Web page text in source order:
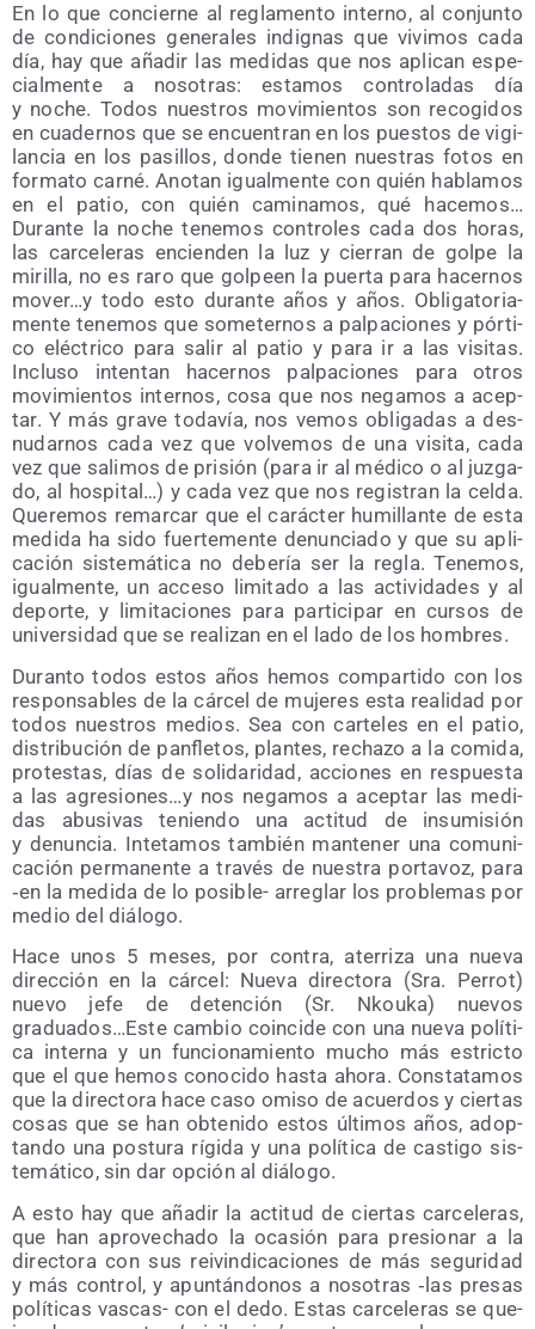
En lo que con­cier­ne al regla­men­to interno, al con­jun­to
de con­di­cio­nes gene­ra­les indig­nas que vivi­mos cada
día, hay que aña­dir las medi­das que nos apli­can espe­
cial­men­te a noso­tras: esta­mos con­tro­la­das día
y noche. Todos nues­tros movi­mien­tos son reco­gi­dos
en cua­der­nos que se encuen­tran en los pues­tos de vigi­
lan­cia en los pasi­llos, don­de tie­nen nues­tras fotos en
for­ma­to car­né. Ano­tan igual­men­te con quién habla­mos
en el patio, con quién cami­na­mos, qué hacemos…
Durante la noche tene­mos con­tro­les cada dos horas,
las car­ce­le­ras encien­den la luz y cie­rran de gol­pe la
miri­lla, no es raro que gol­peen la puer­ta para hacer­nos
mover…y todo esto duran­te años y años. Obli­ga­to­ria­
men­te tene­mos que some­ter­nos a pal­pa­cio­nes y pór­ti­
co eléc­tri­co para salir al patio y para ir a las visi­tas.
Inclu­so inten­tan hacer­nos pal­pa­cio­nes para otros
movi­mien­tos inter­nos, cosa que nos nega­mos a acep­
tar. Y más gra­ve toda­vía, nos vemos obli­ga­das a des­
nu­dar­nos cada vez que vol­ve­mos de una visi­ta, cada
vez que sali­mos de pri­sión (para ir al médi­co o al juz­ga­
do, al hos­pi­tal…) y cada vez que nos regis­tran la cel­da.
Que­re­mos remar­car que el carác­ter humi­llan­te de esta
medi­da ha sido fuer­te­men­te denun­cia­do y que su apli­
ca­ción sis­te­má­ti­ca no debe­ría ser la regla. Tene­mos,
igual­men­te, un acce­so limi­ta­do a las acti­vi­da­des y al
depor­te, y limi­ta­cio­nes para par­ti­ci­par en cur­sos de
uni­ver­si­dad que se rea­li­zan en el lado de los hombres.
Duran­to todos estos años hemos com­par­ti­do con los
res­pon­sa­bles de la cár­cel de muje­res esta reali­dad por
todos nues­tros medios. Sea con car­te­les en el patio,
dis­tri­bu­ción de pan­fle­tos, plan­tes, recha­zo a la comi­da,
pro­tes­tas, días de soli­da­ri­dad, accio­nes en res­pues­ta
a las agresiones…y nos nega­mos a acep­tar las medi­
das abu­si­vas tenien­do una acti­tud de insu­mi­sión
y denun­cia. Inte­ta­mos tam­bién man­te­ner una comu­ni­
ca­ción per­ma­nen­te a tra­vés de nues­tra por­ta­voz, para
‑en la medi­da de lo posi­ble- arre­glar los pro­ble­mas por
medio del diálogo.
Hace unos 5 meses, por con­tra, ate­rri­za una nue­va
direc­ción en la cár­cel: Nue­va direc­to­ra (Sra. Perrot)
nue­vo jefe de deten­ción (Sr. Nkou­ka) nue­vos
graduados…Este cam­bio coin­ci­de con una nue­va polí­ti­
ca inter­na y un fun­cio­na­mien­to mucho más estric­to
que el que hemos cono­ci­do has­ta aho­ra. Cons­ta­ta­mos
que la direc­to­ra hace caso omi­so de acuer­dos y cier­tas
cosas que se han obte­ni­do estos últi­mos años, adop­
tan­do una pos­tu­ra rígi­da y una polí­ti­ca de cas­ti­go sis­
te­má­ti­co, sin dar opción al diálogo.
A esto hay que aña­dir la acti­tud de cier­tas car­ce­le­ras,
que han apro­ve­cha­do la oca­sión para pre­sio­nar a la
direc­to­ra con sus rei­vin­di­ca­cio­nes de más segu­ri­dad
y más con­trol, y apun­tán­do­nos a noso­tras ‑las pre­sas
polí­ti­cas vas­cas- con el dedo. Estas car­ce­le­ras se que­